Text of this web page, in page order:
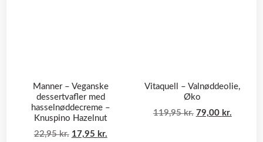
Manner – Veganske
dessertvafler med
hasselnøddecreme –
Knuspino Hazelnut
22,95kr. 17,95 kr.
Vitaquell – Valnøddeolie,
Øko
119,95kr. 79,00 kr.